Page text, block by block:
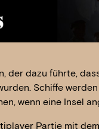
der dazu führte,
Schiffe
wenn eine Insel
Partie mit